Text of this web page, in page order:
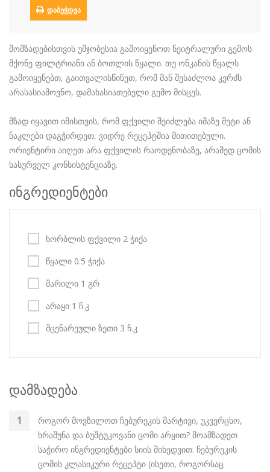
შესვლა / რეგისტრაცია
ᲓᲐᲑᲔᲭᲓᲕᲐ
მომზადებისთვის უმჯობესია გამოიყენოთ ნეიტრალური გემოს
მქონე ფილტრიანი ან ბოთლის წყალი. თუ ონკანის წყალს
გამოიყენებთ, გაითვალისწინეთ, რომ მან შესაძლოა კერძს
არასასიამოვნო, დამახასიათებელი გემო მისცეს.
მზად იყავით იმისთვის, რომ ფქვილი შეიძლება იმაზე მეტი ან
ნაკლები დაგჭირდეთ, ვიდრე რეცეპტშია მითითებული.
ორიენტირი აიღეთ არა ფქვილის რაოდენობაზე, არამედ ცომის
სასურველ კონსისტენციაზე.
ინგრედიენტები
ხორბლის ფქვილი 2 ჭიქა
წყალი 0.5 ჭიქა
მარილი 1 გრ
არაყი 1 ჩ.კ
მცენარეული ზეთი 3 ჩ.კ
დამზადება
როგორ მოვზილოთ ჩებურეკის მარტივი, უკვერცხო,
ხრაშუნა და ბუშტუკოვანი ცომი არყით? მოამზადეთ
საჭირო ინგრედიენტები სიის მიხედვით. ჩებურეკის
ცომის კლასიკური რეცეპტი (ისეთი, როგორსაც